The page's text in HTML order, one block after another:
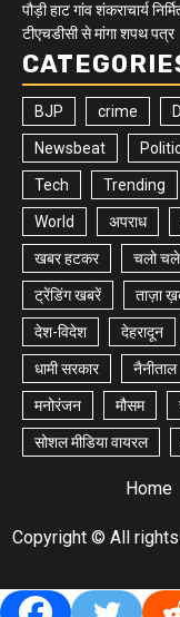
पौड़ी हाट गांव शंकराचार्य
टीएचडीसी से मांगा शपथ पत्र
BJP crime
Newsbeat
Tech Trending
World अपराध
खबर हटकर चलो चले
ट्रेंडिंग खबरें ताज़ा
देश-विदेश देहरादून
धामी सरकार नैनीताल
मनोरंजन मौसम
सोशल मीडिया वायरल
Home
Copyright © All rights